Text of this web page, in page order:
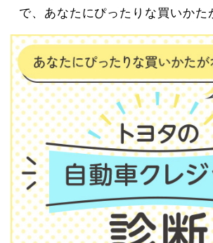
で、あなたにぴったりな買いかた